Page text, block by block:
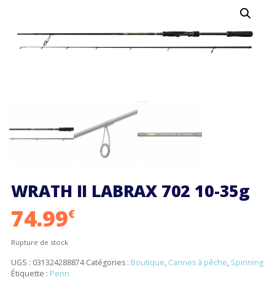
WRATH II LABRAX 702 10-35g
74.99€
Rupture de stock
UGS : 031324288874 Catégories : Boutique, Cannes à pêche, Spinning
Étiquette : Penn